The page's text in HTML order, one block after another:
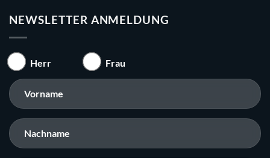
NEWSLETTER ANMELDUNG
Herr Frau